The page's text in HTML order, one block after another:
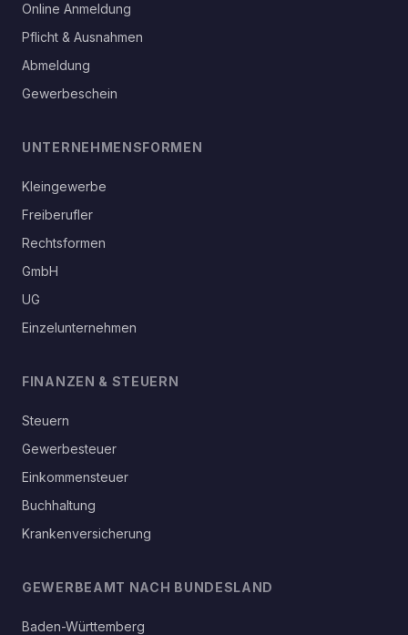
Online Anmeldung
Pflicht & Ausnahmen
Abmeldung
Gewerbeschein
UNTERNEHMENSFORMEN
Kleingewerbe
Freiberufler
Rechtsformen
GmbH
UG
Einzelunternehmen
FINANZEN & STEUERN
Steuern
Gewerbesteuer
Einkommensteuer
Buchhaltung
Krankenversicherung
GEWERBEAMT NACH BUNDESLAND
Baden-Württemberg